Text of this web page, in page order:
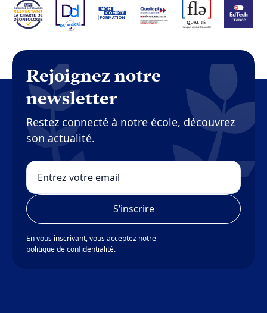
Rejoignez notre
newsletter
Restez connecté à notre école, découvrez
son actualité.
En vous inscrivant, vous acceptez notre
politique de confidentialité.